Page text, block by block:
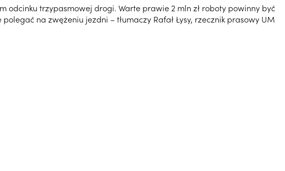
odcinku trzypasmowej drogi. Warte prawie 2 mln zł roboty powinny być
na zwężeniu jezdni – tłumaczy Rafał Łysy, rzecznik prasowy UM